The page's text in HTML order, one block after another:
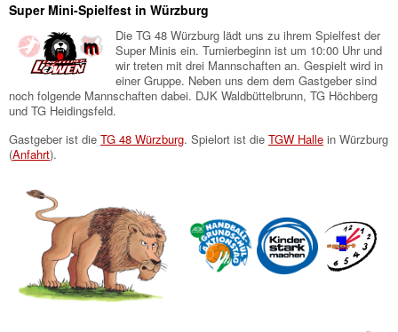
Super Mini-Spielfest in Würzburg
Die TG 48 Würzburg lädt uns zu ihrem Spielfest der
Super Minis ein. Turnierbeginn ist um 10:00 Uhr und
wir treten mit drei Mannschaften an. Gespielt wird in
einer Gruppe. Neben uns dem dem Gastgeber sind
noch folgende Mannschaften dabei. DJK Waldbüttelbrunn, TG Höchberg
und TG Heidingsfeld.
Gastgeber ist die TG 48 Würzburg. Spielort ist die TGW Halle in Würzburg
(Anfahrt).